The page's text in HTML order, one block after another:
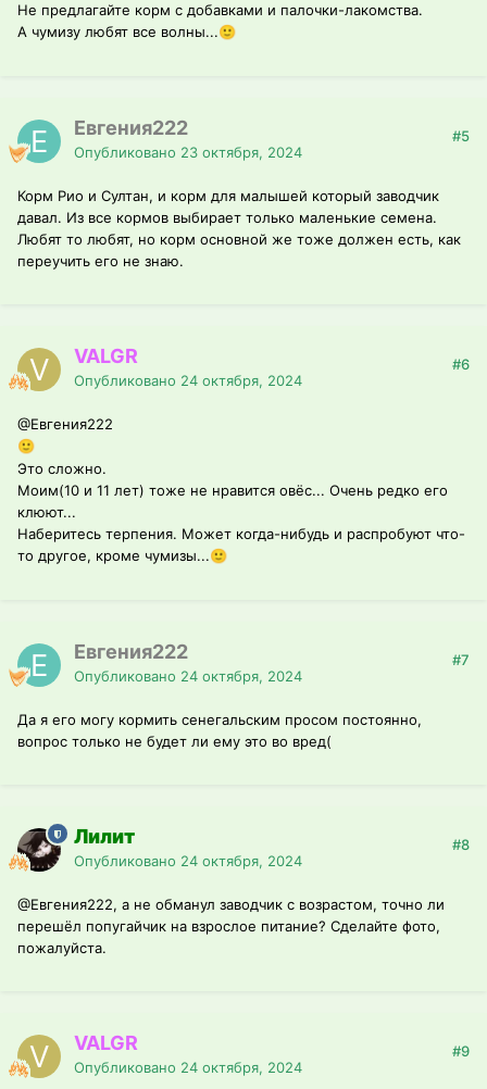
Не предлагайте корм с добавками и палочки-лакомства.
А чумизу любят все волны...🙂
Евгения222
Опубликовано 23 октября, 2024
#5
Корм Рио и Султан, и корм для малышей который заводчик
давал. Из все кормов выбирает только маленькие семена.
Любят то любят, но корм основной же тоже должен есть, как
переучить его не знаю.
VALGR
Опубликовано 24 октября, 2024
#6
@Евгения222
🙂
Это сложно.
Моим(10 и 11 лет) тоже не нравится овёс... Очень редко его
клюют...
Наберитесь терпения. Может когда-нибудь и распробуют что-
то другое, кроме чумизы...🙂
Евгения222
Опубликовано 24 октября, 2024
#7
Да я его могу кормить сенегальским просом постоянно,
вопрос только не будет ли ему это во вред(
Лилит
Опубликовано 24 октября, 2024
#8
@Евгения222, а не обманул заводчик с возрастом, точно ли
перешёл попугайчик на взрослое питание? Сделайте фото,
пожалуйста.
VALGR
Опубликовано 24 октября, 2024
#9